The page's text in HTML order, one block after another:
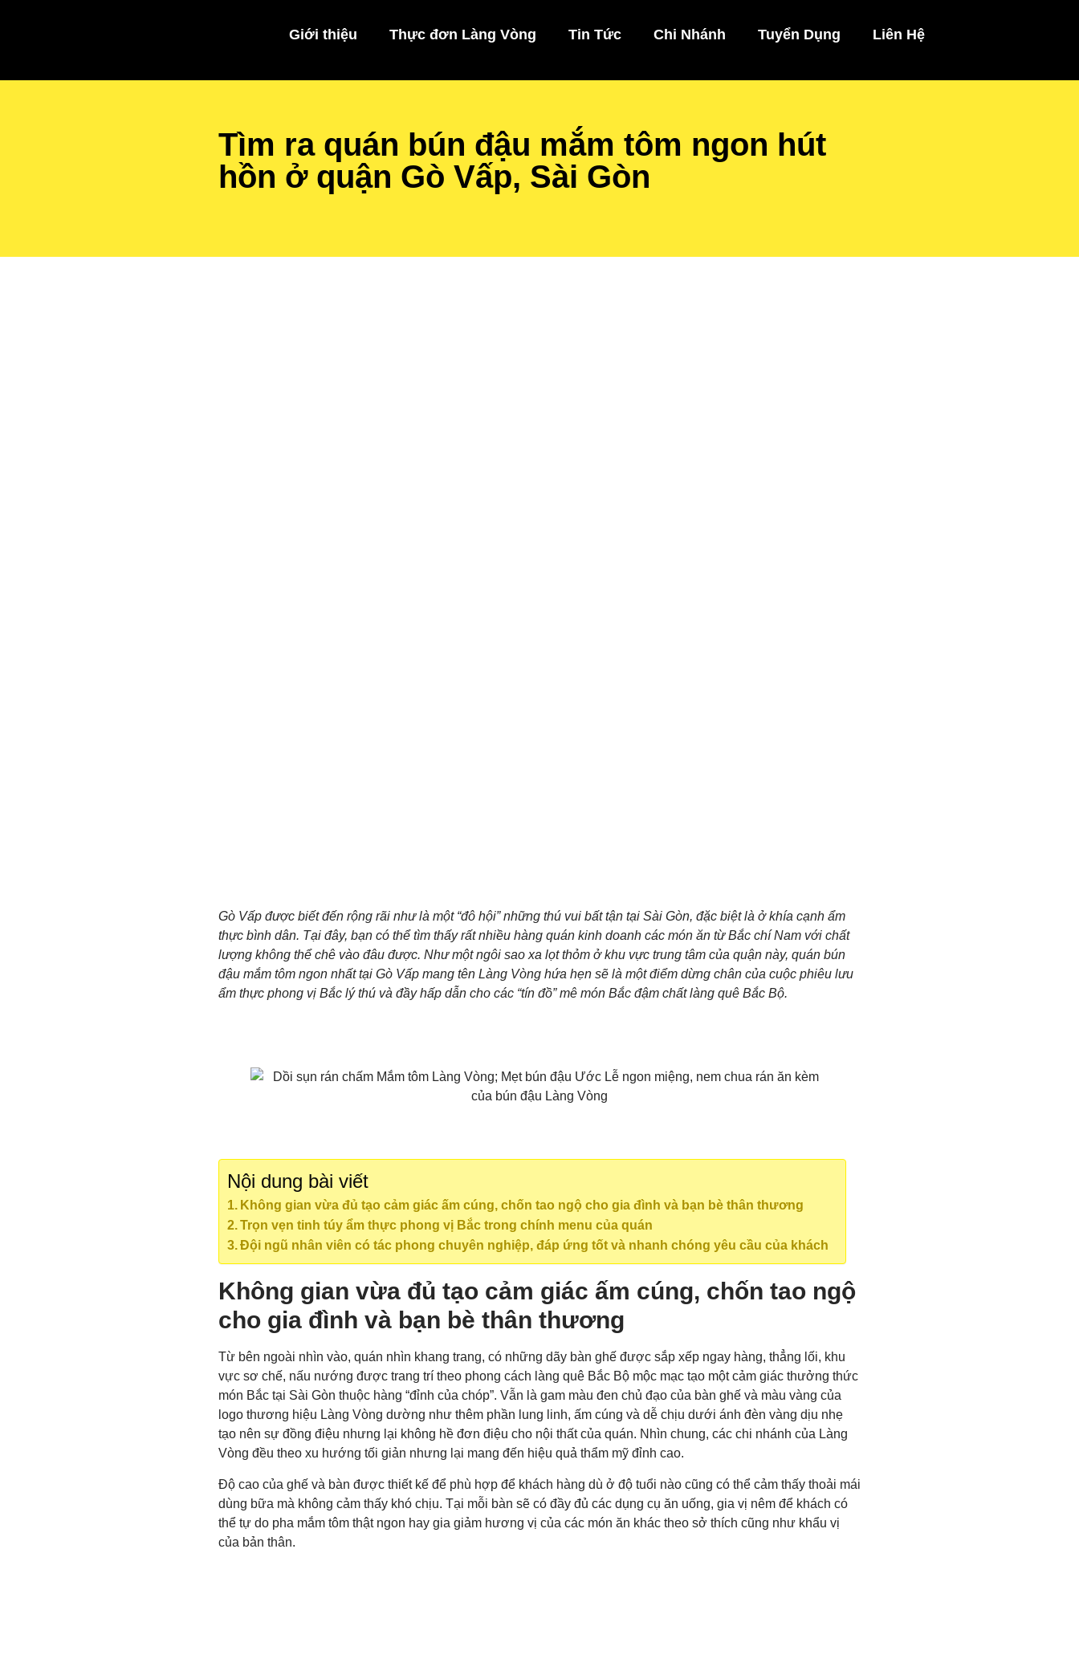
Giới thiệu Thực đơn Làng Vòng Tin Tức Chi Nhánh Tuyển Dụng Liên Hệ
Tìm ra quán bún đậu mắm tôm ngon hút
hồn ở quận Gò Vấp, Sài Gòn
Gò Vấp được biết đến rộng rãi như là một “đô hội” những thú vui bất tận tại Sài Gòn, đặc biệt là ở khía cạnh ẩm
thực bình dân. Tại đây, bạn có thể tìm thấy rất nhiều hàng quán kinh doanh các món ăn từ Bắc chí Nam với chất
lượng không thể chê vào đâu được. Như một ngôi sao xa lọt thỏm ở khu vực trung tâm của quận này, quán bún
đậu mắm tôm ngon nhất tại Gò Vấp mang tên Làng Vòng hứa hẹn sẽ là một điểm dừng chân của cuộc phiêu lưu
ẩm thực phong vị Bắc lý thú và đầy hấp dẫn cho các “tín đồ” mê món Bắc đậm chất làng quê Bắc Bộ.
Nội dung bài viết
Không gian vừa đủ tạo cảm giác ấm cúng, chốn tao ngộ cho gia đình và bạn bè thân thương
Trọn vẹn tinh túy ẩm thực phong vị Bắc trong chính menu của quán
Đội ngũ nhân viên có tác phong chuyên nghiệp, đáp ứng tốt và nhanh chóng yêu cầu của khách
Không gian vừa đủ tạo cảm giác ấm cúng, chốn tao ngộ
cho gia đình và bạn bè thân thương
Từ bên ngoài nhìn vào, quán nhìn khang trang, có những dãy bàn ghế được sắp xếp ngay hàng, thẳng lối, khu
vực sơ chế, nấu nướng được trang trí theo phong cách làng quê Bắc Bộ mộc mạc tạo một cảm giác thưởng thức
món Bắc tại Sài Gòn thuộc hàng “đỉnh của chóp”. Vẫn là gam màu đen chủ đạo của bàn ghế và màu vàng của
logo thương hiệu Làng Vòng dường như thêm phần lung linh, ấm cúng và dễ chịu dưới ánh đèn vàng dịu nhẹ
tạo nên sự đồng điệu nhưng lại không hề đơn điệu cho nội thất của quán. Nhìn chung, các chi nhánh của Làng
Vòng đều theo xu hướng tối giản nhưng lại mang đến hiệu quả thẩm mỹ đỉnh cao.
Độ cao của ghế và bàn được thiết kế để phù hợp để khách hàng dù ở độ tuổi nào cũng có thể cảm thấy thoải mái
dùng bữa mà không cảm thấy khó chịu. Tại mỗi bàn sẽ có đầy đủ các dụng cụ ăn uống, gia vị nêm để khách có
thể tự do pha mắm tôm thật ngon hay gia giảm hương vị của các món ăn khác theo sở thích cũng như khẩu vị
của bản thân.